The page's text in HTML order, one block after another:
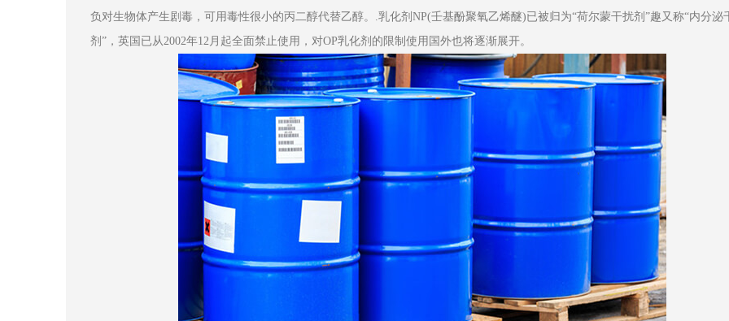
负对生物体产生剧毒，可用毒性很小的丙二醇代替乙醇。.乳化剂NP(壬基酚聚氧乙烯醚)已被归为“荷尔蒙干扰剂”趣又称“内分泌
剂”，英国已从2002年12月起全面禁止使用，对OP乳化剂的限制使用国外也将逐渐展开。